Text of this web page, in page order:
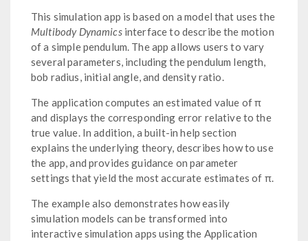
This simulation app is based on a model that uses the
Multibody Dynamicsinterface to describe the motion
of a simple pendulum. The app allows users to vary
several parameters, including the pendulum length,
bob radius, initial angle, and density ratio.
The application computes an estimated value of π
and displays the corresponding error relative to the
true value. In addition, a built-in help section
explains the underlying theory, describes how to use
the app, and provides guidance on parameter
settings that yield the most accurate estimates of π.
The example also demonstrates how easily
simulation models can be transformed into
interactive simulation apps using the Application